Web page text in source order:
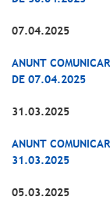
07.04.2025
ANUNT
DE 07.04.2025
31.03.2025
ANUNT
31.03.2025
05.03.2025